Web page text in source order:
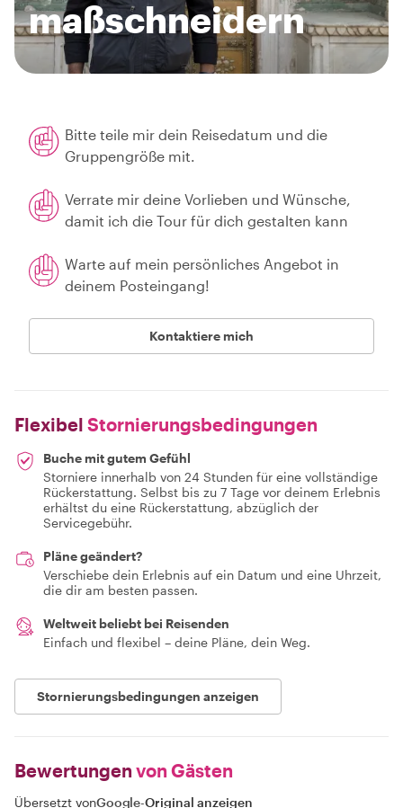
maßschneidern
Bitte teile mir dein Reisedatum und die
Gruppengröße mit.
Verrate mir deine Vorlieben und Wünsche,
damit ich die Tour für dich gestalten kann
Warte auf mein persönliches Angebot in
deinem Posteingang!
Kontaktiere mich
Flexibel Stornierungsbedingungen
Buche mit gutem Gefühl
Storniere innerhalb von 24 Stunden für eine vollständige
Rückerstattung. Selbst bis zu 7 Tage vor deinem Erlebnis
erhältst du eine Rückerstattung, abzüglich der
Servicegebühr.
Pläne geändert?
Verschiebe dein Erlebnis auf ein Datum und eine Uhrzeit,
die dir am besten passen.
Weltweit beliebt bei Reisenden
Einfach und flexibel – deine Pläne, dein Weg.
Stornierungsbedingungen anzeigen
Bewertungen von Gästen
Übersetzt vonGoogle-Original anzeigen